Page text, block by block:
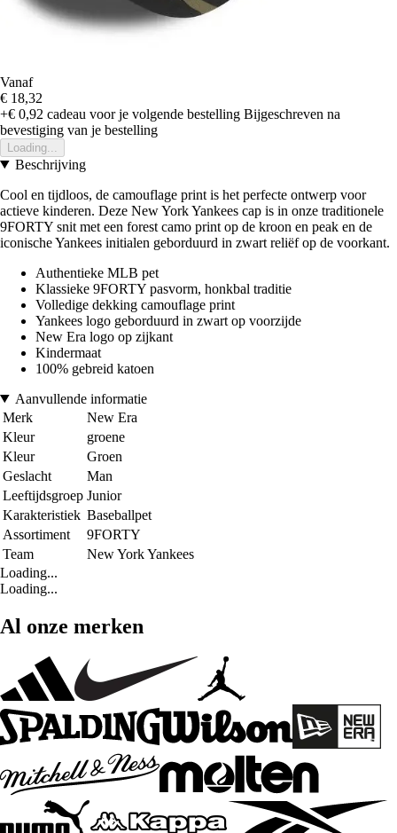
Vanaf
€ 18,32
+€ 0,92 cadeau voor je volgende bestelling Bijgeschreven na
bevestiging van je bestelling
Loading...
Beschrijving
Cool en tijdloos, de camouflage print is het perfecte ontwerp voor
actieve kinderen. Deze New York Yankees cap is in onze traditionele
9FORTY snit met een forest camo print op de kroon en peak en de
iconische Yankees initialen geborduurd in zwart reliëf op de voorkant.
Authentieke MLB pet
Klassieke 9FORTY pasvorm, honkbal traditie
Volledige dekking camouflage print
Yankees logo geborduurd in zwart op voorzijde
New Era logo op zijkant
Kindermaat
100% gebreid katoen
Aanvullende informatie
Merk
New Era
Kleur
groene
Kleur
Groen
Geslacht
Man
Leeftijdsgroep Junior
Karakteristiek Baseballpet
Assortiment
9FORTY
Team
New York Yankees
Loading...
Loading...
Al onze merken